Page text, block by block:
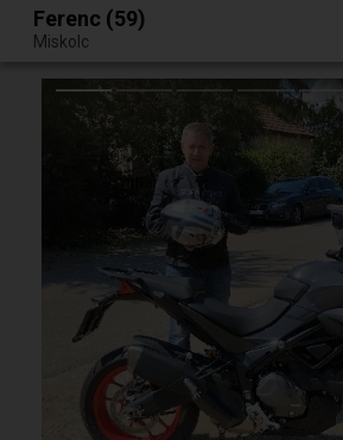
Egy jó randiból bármi lehet.
Ferenc (59)
Miskolc